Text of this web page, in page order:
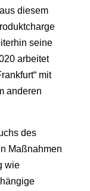
diesem
seine
arbeitet
mit
anderen
des
Maßnahmen
wie